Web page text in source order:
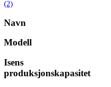
Navn
Modell
Isens
produksjonskapasitet